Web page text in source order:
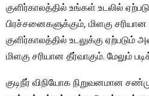
குளிர்காலத்தில் உங்கள் உடலில்
பிரச்சனைகளுக்கும், மிளகு சரியான
குளிர்காலத்தில் உடலுக்கு
மிளகு சரியான தீர்வாகும். மேலும்
குடிநீர் விநியோக நிறுவனமான